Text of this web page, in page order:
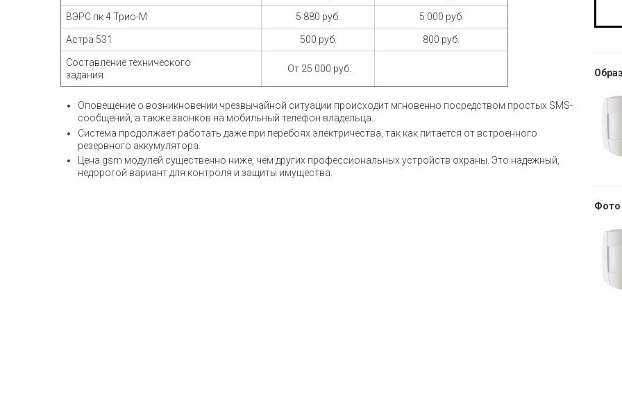
Фото
ВЭРС пк 4 Трио-М 5 880 руб. 5 000 руб.
Астра 531 500 руб. 800 руб.
Составление технического
задания
От 25 000 руб.
Оповещение о возникновении чрезвычайной ситуации происходит мгновенно посредством простых SMS-
сообщений, а также звонков на мобильный телефон владельца.
Система продолжает работать даже при перебоях электричества, так как питается от встроенного
резервного аккумулятора.
Цена gsm модулей существенно ниже, чем других профессиональных устройств охраны. Это надежный,
недорогой вариант для контроля и защиты имущества.